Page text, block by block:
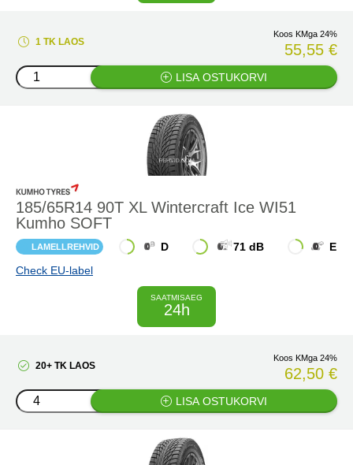
1 TK LAOS
Koos KMga 24%
55,55 €
LISA OSTUKORVI
185/65R14 90T XL Wintercraft Ice WI51
Kumho SOFT
LAMELLREHVID D 71 dB
E
Check EU-label
SAATMISAEG
24h
20+ TK LAOS
Koos KMga 24%
62,50 €
LISA OSTUKORVI